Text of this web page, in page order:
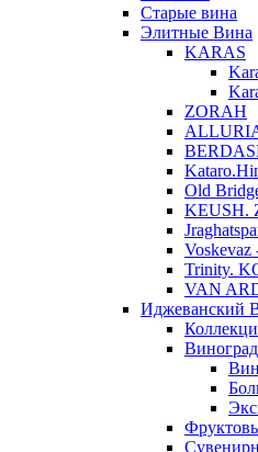
Старые вина
Элитные Вина
KARAS
ZORAH
Old
KEUSH.
Voskevaz
Trinity.
VAN
Иджеванский